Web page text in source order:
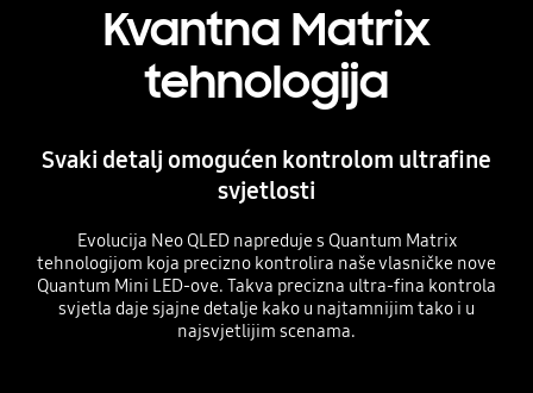
Kvantna Matrix
tehnologija
Svaki detalj omogućen kontrolom ultrafine
svjetlosti
Evolucija Neo QLED napreduje s Quantum Matrix
tehnologijom koja precizno kontrolira naše vlasničke nove
Quantum Mini LED-ove. Takva precizna ultra-fina kontrola
svjetla daje sjajne detalje kako u najtamnijim tako i u
najsvjetlijim scenama.